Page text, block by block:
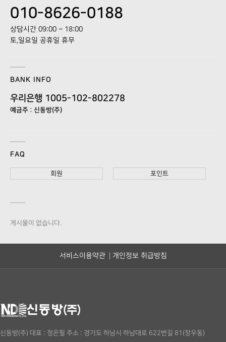
010-8626-0188
상담시간 09:00 ~ 18:00
토,일요일 공휴일 휴무
BANK INFO
우리은행 1005-102-802278
예금주 : 신동방(주)
FAQ
회원 포인트
게시물이 없습니다.
서비스이용약관 개인정보 취급방침
신동방(주) 대표 : 정은필 주소 : 경기도 하남시 하남대로 622번길 81(창우동)